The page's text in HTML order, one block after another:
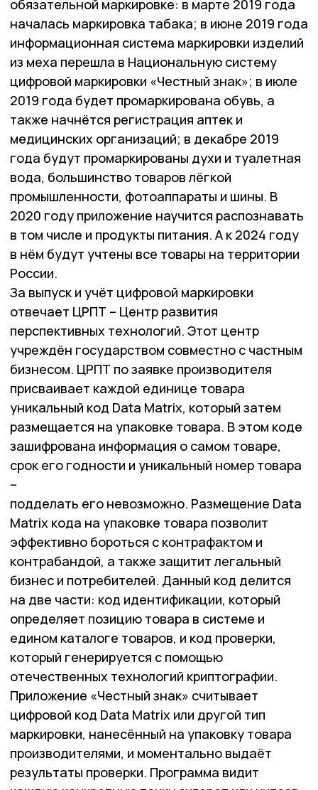
обязательной маркировке: в марте 2019 года
началась маркировка табака; в июне 2019 года
информационная система маркировки изделий
из меха перешла в Национальную систему
цифровой маркировки «Честный знак»; в июле
2019 года будет промаркирована обувь, а
также начнётся регистрация аптек и
медицинских организаций; в декабре 2019
года будут промаркированы духи и туалетная
вода, большинство товаров лёгкой
промышленности, фотоаппараты и шины. В
2020 году приложение научится распознавать
в том числе и продукты питания. А к 2024 году
в нём будут учтены все товары на территории
России.
За выпуск и учёт цифровой маркировки
отвечает ЦРПТ – Центр развития
перспективных технологий. Этот центр
учреждён государством совместно с частным
бизнесом. ЦРПТ по заявке производителя
присваивает каждой единице товара
уникальный код Data Matrix, который затем
размещается на упаковке товара. В этом коде
зашифрована информация о самом товаре,
срок его годности и уникальный номер товара
–
подделать его невозможно. Размещение Data
Matrix кода на упаковке товара позволит
эффективно бороться с контрафактом и
контрабандой, а также защитит легальный
бизнес и потребителей. Данный код делится
на две части: код идентификации, который
определяет позицию товара в системе и
едином каталоге товаров, и код проверки,
который генерируется с помощью
отечественных технологий криптографии.
Приложение «Честный знак» считывает
цифровой код Data Matrix или другой тип
маркировки, нанесённый на упаковку товара
производителями, и моментально выдаёт
результаты проверки. Программа видит